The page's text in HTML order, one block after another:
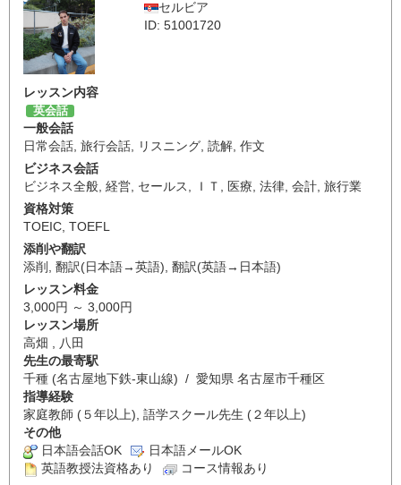
セルビア
ID: 51001720
レッスン内容
英会話
一般会話
日常会話, 旅行会話, リスニング, 読解, 作文
ビジネス会話
ビジネス全般, 経営, セールス, ＩＴ , 医療, 法律, 会計, 旅行業
資格対策
TOEIC, TOEFL
添削や翻訳
添削 , 翻訳(日本語→英語), 翻訳(英語→日本語)
レッスン料金
3,000円 ～ 3,000円
レッスン場所
高畑 , 八田
先生の最寄駅
千種 (名古屋地下鉄-東山線) / 愛知県 名古屋市千種区
指導経験
家庭教師 (５年以上), 語学スクール先生 (２年以上)
その他
日本語会話OK
日本語メールOK
英語教授法資格あり
コース情報あり